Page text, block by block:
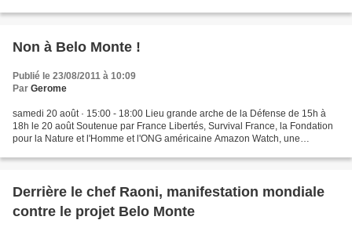
Non à Belo Monte !
Publié le 23/08/2011 à 10:09
Par Gerome
samedi 20 août · 15:00 - 18:00 Lieu grande arche de la Défense de 15h à
18h le 20 août Soutenue par France Libertés, Survival France, la Fondation
pour la Nature et l'Homme et l'ONG américaine Amazon Watch, une
Derrière le chef Raoni, manifestation mondiale
contre le projet Belo Monte